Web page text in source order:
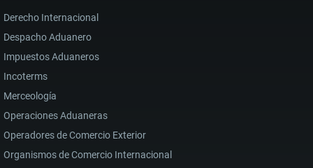
Derecho Internacional
Despacho Aduanero
Impuestos Aduaneros
Incoterms
Merceología
Operaciones Aduaneras
Operadores de Comercio Exterior
Organismos de Comercio Internacional